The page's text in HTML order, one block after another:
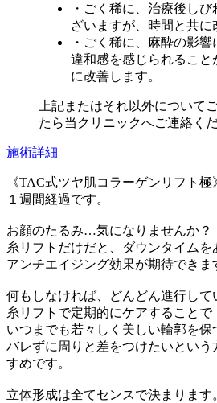
・ごく稀に、治療後し
ざいますが、時間と共に
・ごく稀に、麻酔の影
違和感を感じられるこ
に改善します。
上記またはそれ以外について
たら当クリニックへご連絡くだ
施術詳細
《TAC式ツヤ肌コラーゲンリフト
１週間経過です。
お顔のたるみ…気になりませんか？
糸リフトだけだと、ダウンタイムを
アンチエイジング効果が期待できま
何もしなければ、どんどん進行して
糸リフトで定期的にケアすることで
いつまでも若々しく美しい輪郭を
バレずに周りと差をつけたいとい
すめです。
立体形成は全てセンスで決まります